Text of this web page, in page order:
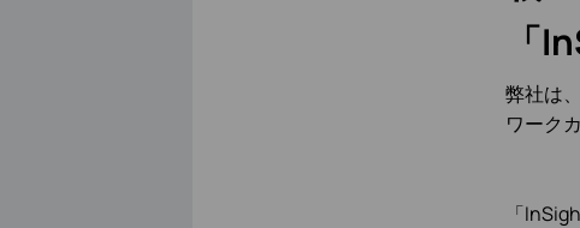
「
弊社は
ワーク
「